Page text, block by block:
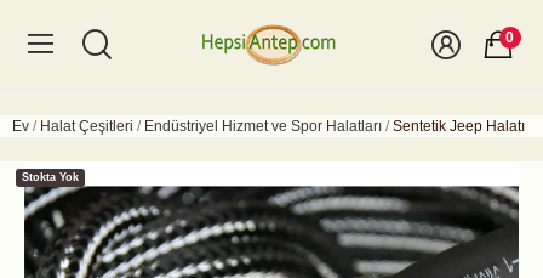
0
Ev Halat Çeşitleri Endüstriyel Hizmet ve Spor Halatları Sentetik Jeep Halatı
Stokta Yok